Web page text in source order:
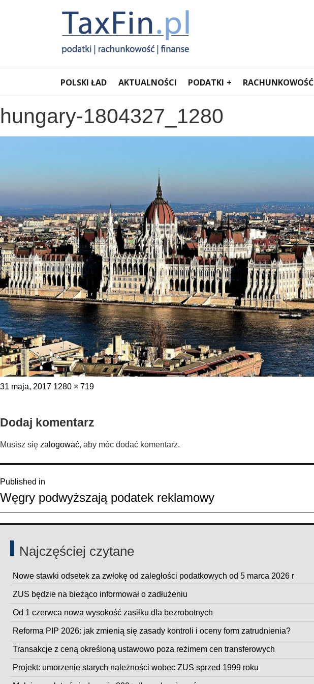
Rachunkowość,
Podatki,
VAT,
NSA
i
WSA
–
Taxfin.pl
Portal
dla
księgowych
POLSKI ŁAD AKTUALNOŚCI PODATKI RACHUNKOWOŚĆ
hungary-1804327_1280
Posted
31 maja, 2017 Full
1280 × 719
Dodaj komentarz
Musisz się zalogować, aby móc dodać komentarz.
Nawigacja
wpisu
Published in
Węgry podwyższają podatek reklamowy
Najczęściej czytane
Nowe stawki odsetek za zwłokę od zaległości podatkowych od 5 marca 2026 r
ZUS będzie na bieżąco informował o zadłużeniu
Od 1 czerwca nowa wysokość zasiłku dla bezrobotnych
Reforma PIP 2026: jak zmienią się zasady kontroli i oceny form zatrudnienia?
Transakcje z ceną określoną ustawowo poza reżimem cen transferowych
Projekt: umorzenie starych należności wobec ZUS sprzed 1999 roku